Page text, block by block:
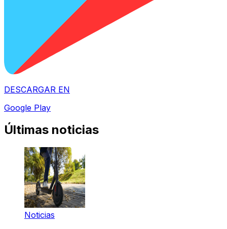
DESCARGAR EN
Google Play
Últimas noticias
Noticias